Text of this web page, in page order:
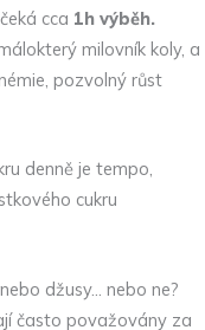
cca 1h výběh.
milovník koly, a
pozvolný růst
denně je tempo,
cukru
džusy… nebo ne?
často považovány za